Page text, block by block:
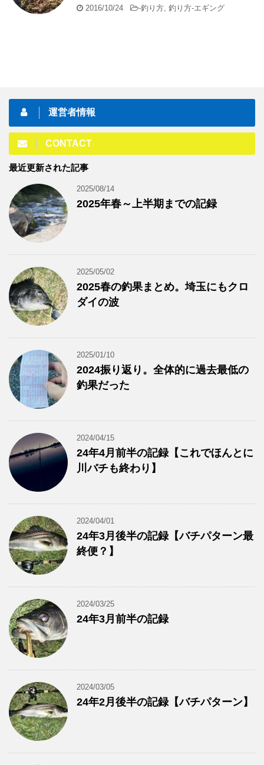
2016/10/24 -釣り方, 釣り方-エギング
運営者情報
CONTACT
最近更新された記事
2025/08/14
2025年春～上半期までの記録
2025/05/02
2025春の釣果まとめ。埼玉にもクロ
ダイの波
2025/01/10
2024振り返り。全体的に過去最低の
釣果だった
2024/04/15
24年4月前半の記録【これでほんとに
川バチも終わり】
2024/04/01
24年3月後半の記録【バチパターン最
終便？】
2024/03/25
24年3月前半の記録
2024/03/05
24年2月後半の記録【バチパターン】